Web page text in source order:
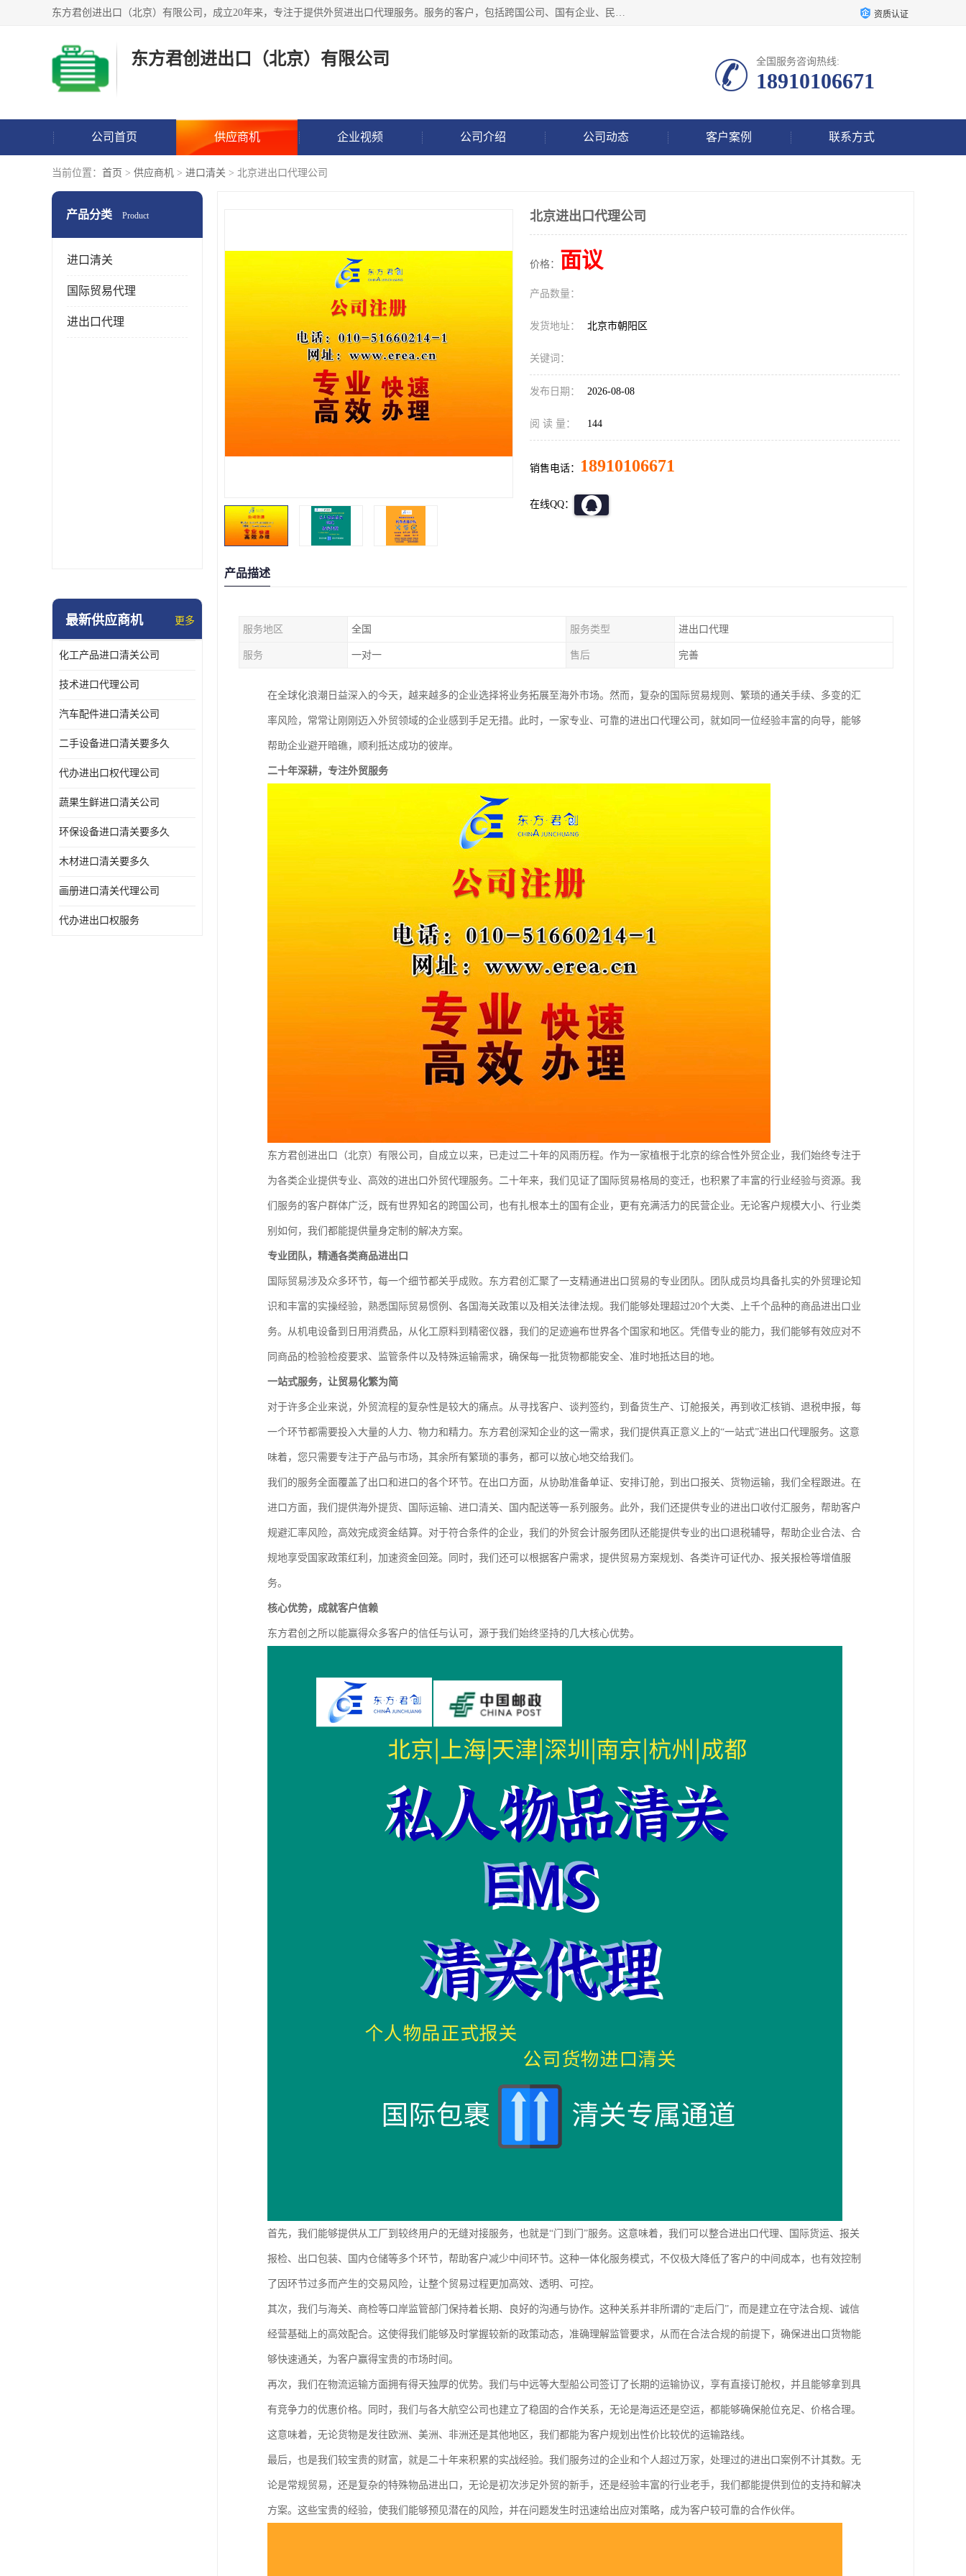
东方君创进出口（北京）有限公司，成立20年来，专注于提供外贸进出口代理服务。服务的客户，包括跨国公司、国有企业、民营企业等。作为的综合性外贸企业，公司拥有一支精通进出口贸易的团队，从事各类商品和技术的进口清关代理报关。进出口商品涉及20多个大类、上千个品种，贸易客户遍布世界各个国家和地区。 资质认证
东方君创进出口（北京）有限公司 全国服务咨询热线:
18910106671
公司首页 供应商机 企业视频 公司介绍 公司动态 客户案例 联系方式
当前位置： 首页 > 供应商机 > 进口清关 > 北京进出口代理公司
产品分类 Product
进口清关
国际贸易代理
进出口代理
最新供应商机 更多
化工产品进口清关公司
技术进口代理公司
汽车配件进口清关公司
二手设备进口清关要多久
代办进出口权代理公司
蔬果生鲜进口清关公司
环保设备进口清关要多久
木材进口清关要多久
画册进口清关代理公司
代办进出口权服务
北京进出口代理公司
价格： 面议
产品数量：
发货地址： 北京市朝阳区
关键词：
发布日期： 2026-08-08
阅 读 量： 144
销售电话： 18910106671
在线QQ：
产品描述
服务地区 全国 服务类型 进出口代理
服务 一对一 售后 完善
在全球化浪潮日益深入的今天，越来越多的企业选择将业务拓展至海外市场。然而，复杂的国际贸易规则、繁琐的通关手续、多变的汇
率风险，常常让刚刚迈入外贸领域的企业感到手足无措。此时，一家专业、可靠的进出口代理公司，就如同一位经验丰富的向导，能够
帮助企业避开暗礁，顺利抵达成功的彼岸。
二十年深耕，专注外贸服务
东方君创进出口（北京）有限公司，自成立以来，已走过二十年的风雨历程。作为一家植根于北京的综合性外贸企业，我们始终专注于
为各类企业提供专业、高效的进出口外贸代理服务。二十年来，我们见证了国际贸易格局的变迁，也积累了丰富的行业经验与资源。我
们服务的客户群体广泛，既有世界知名的跨国公司，也有扎根本土的国有企业，更有充满活力的民营企业。无论客户规模大小、行业类
别如何，我们都能提供量身定制的解决方案。
专业团队，精通各类商品进出口
国际贸易涉及众多环节，每一个细节都关乎成败。东方君创汇聚了一支精通进出口贸易的专业团队。团队成员均具备扎实的外贸理论知
识和丰富的实操经验，熟悉国际贸易惯例、各国海关政策以及相关法律法规。我们能够处理超过20个大类、上千个品种的商品进出口业
务。从机电设备到日用消费品，从化工原料到精密仪器，我们的足迹遍布世界各个国家和地区。凭借专业的能力，我们能够有效应对不
同商品的检验检疫要求、监管条件以及特殊运输需求，确保每一批货物都能安全、准时地抵达目的地。
一站式服务，让贸易化繁为简
对于许多企业来说，外贸流程的复杂性是较大的痛点。从寻找客户、谈判签约，到备货生产、订舱报关，再到收汇核销、退税申报，每
一个环节都需要投入大量的人力、物力和精力。东方君创深知企业的这一需求，我们提供真正意义上的“一站式”进出口代理服务。这意
味着，您只需要专注于产品与市场，其余所有繁琐的事务，都可以放心地交给我们。
我们的服务全面覆盖了出口和进口的各个环节。在出口方面，从协助准备单证、安排订舱，到出口报关、货物运输，我们全程跟进。在
进口方面，我们提供海外提货、国际运输、进口清关、国内配送等一系列服务。此外，我们还提供专业的进出口收付汇服务，帮助客户
规避汇率风险，高效完成资金结算。对于符合条件的企业，我们的外贸会计服务团队还能提供专业的出口退税辅导，帮助企业合法、合
规地享受国家政策红利，加速资金回笼。同时，我们还可以根据客户需求，提供贸易方案规划、各类许可证代办、报关报检等增值服
务。
核心优势，成就客户信赖
东方君创之所以能赢得众多客户的信任与认可，源于我们始终坚持的几大核心优势。
首先，我们能够提供从工厂到较终用户的无缝对接服务，也就是“门到门”服务。这意味着，我们可以整合进出口代理、国际货运、报关
报检、出口包装、国内仓储等多个环节，帮助客户减少中间环节。这种一体化服务模式，不仅极大降低了客户的中间成本，也有效控制
了因环节过多而产生的交易风险，让整个贸易过程更加高效、透明、可控。
其次，我们与海关、商检等口岸监管部门保持着长期、良好的沟通与协作。这种关系并非所谓的“走后门”，而是建立在守法合规、诚信
经营基础上的高效配合。这使得我们能够及时掌握较新的政策动态，准确理解监管要求，从而在合法合规的前提下，确保进出口货物能
够快速通关，为客户赢得宝贵的市场时间。
再次，我们在物流运输方面拥有得天独厚的优势。我们与中远等大型船公司签订了长期的运输协议，享有直接订舱权，并且能够拿到具
有竞争力的优惠价格。同时，我们与各大航空公司也建立了稳固的合作关系，无论是海运还是空运，都能够确保舱位充足、价格合理。
这意味着，无论货物是发往欧洲、美洲、非洲还是其他地区，我们都能为客户规划出性价比较优的运输路线。
最后，也是我们较宝贵的财富，就是二十年来积累的实战经验。我们服务过的企业和个人超过万家，处理过的进出口案例不计其数。无
论是常规贸易，还是复杂的特殊物品进出口，无论是初次涉足外贸的新手，还是经验丰富的行业老手，我们都能提供到位的支持和解决
方案。这些宝贵的经验，使我们能够预见潜在的风险，并在问题发生时迅速给出应对策略，成为客户较可靠的合作伙伴。